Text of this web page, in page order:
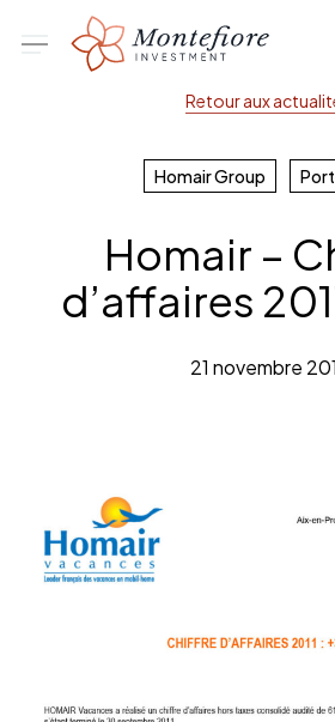
Menu
Retour aux
Homair Group
Homair –
d’affaires
21 novembre